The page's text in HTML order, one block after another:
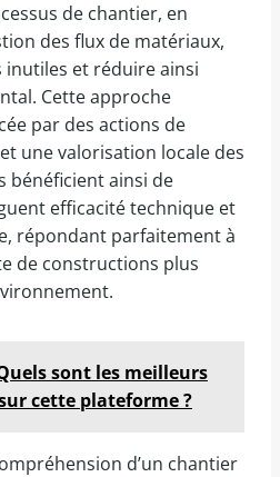
de chantier, en
des flux de matériaux,
inutiles et réduire ainsi
Cette approche
par des actions de
une valorisation locale des
bénéficient ainsi de
efficacité technique et
répondant parfaitement à
de constructions plus
sont les meilleurs
cette plateforme ?
d’un chantier